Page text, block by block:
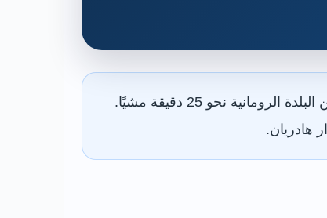
القطار هو الخيار الأسرع والأوضح للمسافر الفردي أو الزوجين، لكن محطة كوربريدج تبعد عن البلدة الرومانية نحو 25 دقيقة مشيًا.
هادريان.